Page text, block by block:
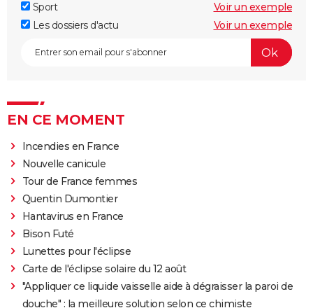
Sport
Voir un exemple
Les dossiers d'actu
Voir un exemple
EN CE MOMENT
Incendies en France
Nouvelle canicule
Tour de France femmes
Quentin Dumontier
Hantavirus en France
Bison Futé
Lunettes pour l'éclipse
Carte de l'éclipse solaire du 12 août
"Appliquer ce liquide vaisselle aide à dégraisser la paroi de
douche" : la meilleure solution selon ce chimiste